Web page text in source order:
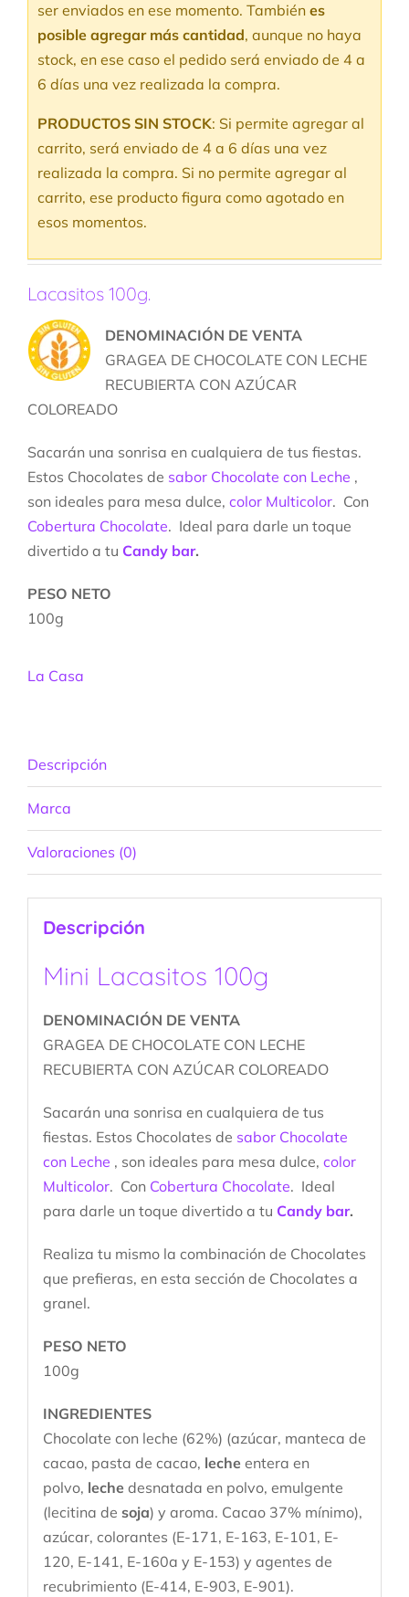
ser enviados en ese momento. También es
posible agregar más cantidad, aunque no haya
stock, en ese caso el pedido será enviado de 4 a
6 días una vez realizada la compra.
PRODUCTOS SIN STOCK: Si permite agregar al
carrito, será enviado de 4 a 6 días una vez
realizada la compra. Si no permite agregar al
carrito, ese producto figura como agotado en
esos momentos.
Lacasitos 100g.
DENOMINACIÓN DE VENTA
GRAGEA DE CHOCOLATE CON LECHE
RECUBIERTA CON AZÚCAR
COLOREADO
Sacarán una sonrisa en cualquiera de tus fiestas.
Estos Chocolates de sabor Chocolate con Leche ,
son ideales para mesa dulce, color Multicolor. Con
Cobertura Chocolate. Ideal para darle un toque
divertido a tu Candy bar.
PESO NETO
100g
La Casa
Descripción
Marca
Valoraciones (0)
Descripción
Mini Lacasitos 100g
DENOMINACIÓN DE VENTA
GRAGEA DE CHOCOLATE CON LECHE
RECUBIERTA CON AZÚCAR COLOREADO
Sacarán una sonrisa en cualquiera de tus
fiestas. Estos Chocolates de sabor Chocolate
con Leche , son ideales para mesa dulce, color
Multicolor. Con Cobertura Chocolate. Ideal
para darle un toque divertido a tu Candy bar.
Realiza tu mismo la combinación de Chocolates
que prefieras, en esta sección de Chocolates a
granel.
PESO NETO
100g
INGREDIENTES
Chocolate con leche (62%) (azúcar, manteca de
cacao, pasta de cacao, leche entera en
polvo, leche desnatada en polvo, emulgente
(lecitina de soja) y aroma. Cacao 37% mínimo),
azúcar, colorantes (E-171, E-163, E-101, E-
120, E-141, E-160a y E-153) y agentes de
recubrimiento (E-414, E-903, E-901).